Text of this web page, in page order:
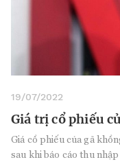
19/07/2022
Giá trị cổ phiếu
Giá cổ phiếu của gã
sau khi báo cáo thu